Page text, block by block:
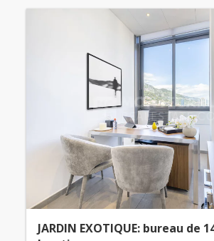
JARDIN EXOTIQUE: bureau de